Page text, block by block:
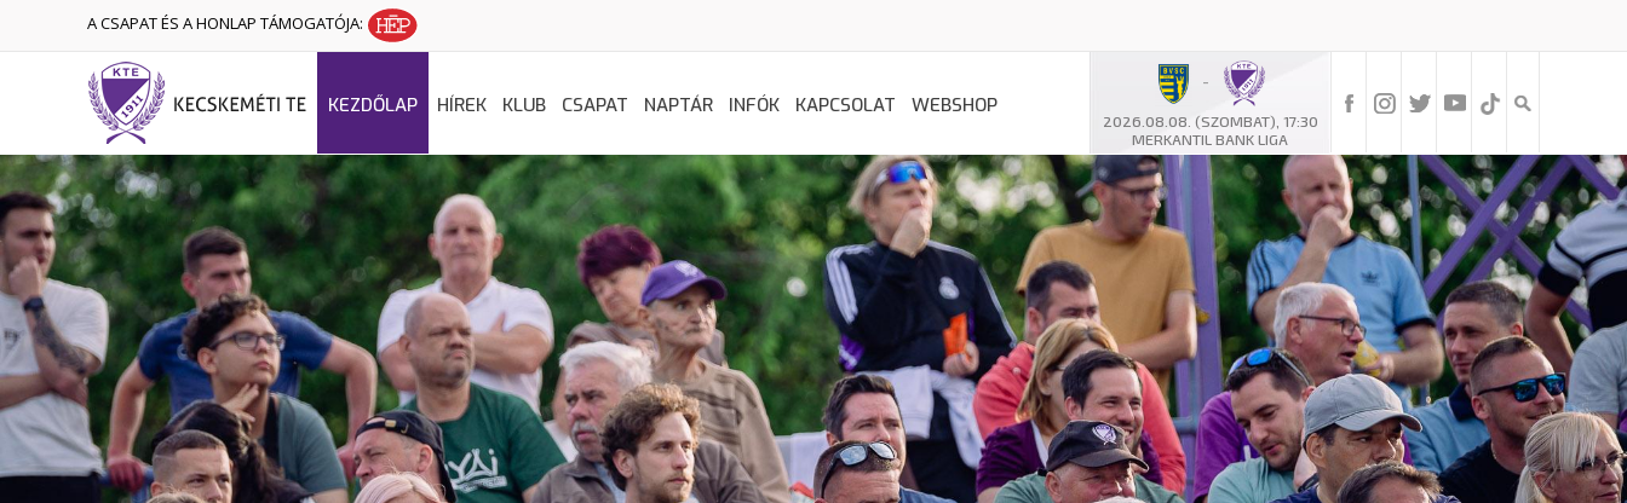
A CSAPAT ÉS A HONLAP TÁMOGATÓJA:
-
2026.08.08. (SZOMBAT), 17:30
MERKANTIL BANK LIGA
KEZDŐLAP HÍREK KLUB CSAPAT NAPTÁR INFÓK KAPCSOLAT WEBSHOP